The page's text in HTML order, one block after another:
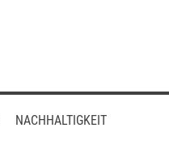
NACHHALTIGKEIT